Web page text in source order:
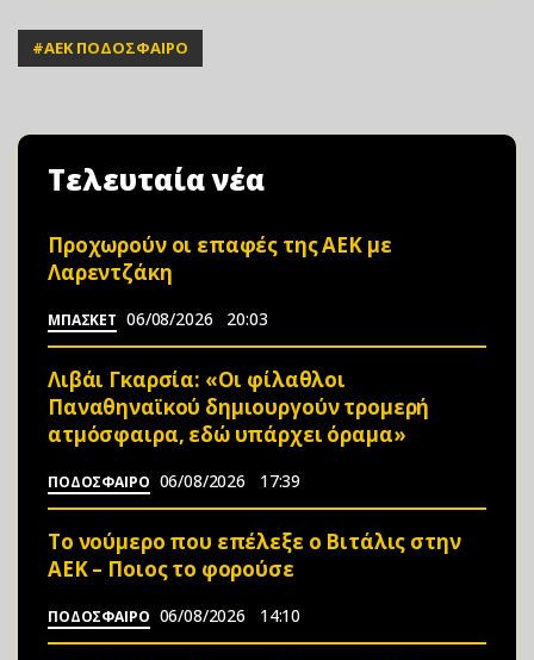
#ΑΕΚ ΠΟΔΟΣΦΑΙΡΟ
Τελευταία νέα
Προχωρούν οι επαφές της ΑΕΚ με
Λαρεντζάκη
ΜΠΑΣΚΕΤ 06/08/2026 20:03
Λιβάι Γκαρσία: «Οι φίλαθλοι
Παναθηναϊκού δημιουργούν τρομερή
ατμόσφαιρα, εδώ υπάρχει όραμα»
ΠΟΔΟΣΦΑΙΡΟ 06/08/2026 17:39
Το νούμερο που επέλεξε ο Βιτάλις στην
ΑΕΚ – Ποιος το φορούσε
ΠΟΔΟΣΦΑΙΡΟ 06/08/2026 14:10